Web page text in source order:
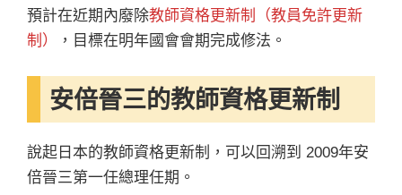
預計在近期內廢除教師資格更新制（教員免許更新
制）
，目標在明年國會會期完成修法。
安倍晉三的教師資格更新制
說起日本的教師資格更新制，可以回溯到 2009年安
倍晉三第一任總理任期。